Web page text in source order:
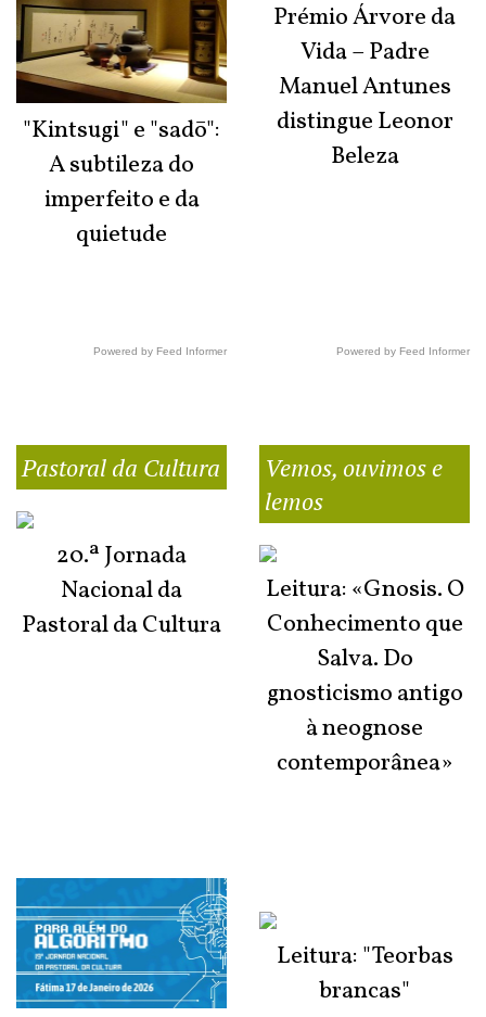
"Kintsugi" e "sadō":
A subtileza do
imperfeito e da
quietude
Powered by Feed Informer
Prémio Árvore da
Vida – Padre
Manuel Antunes
distingue Leonor
Beleza
Powered by Feed Informer
Pastoral da Cultura
20.ª Jornada
Nacional da
Pastoral da Cultura
Vemos, ouvimos e
lemos
Leitura: «Gnosis. O
Conhecimento que
Salva. Do
gnosticismo antigo
à neognose
contemporânea»
Leitura: "Teorbas
brancas"